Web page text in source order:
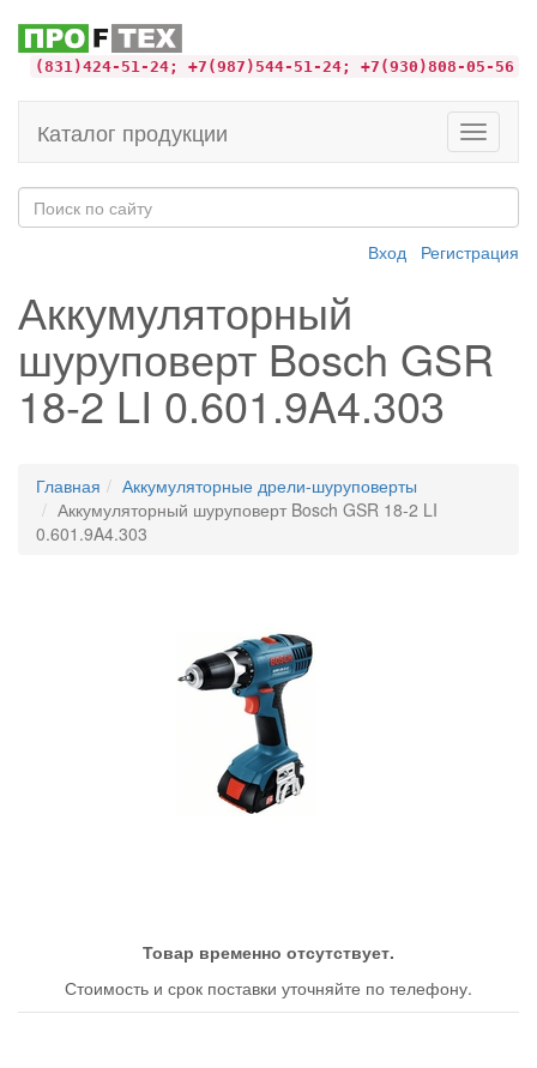
(831)424-51-24; +7(987)544-51-24; +7(930)808-05-56
Toggle
Каталог продукции
Вход Регистрация
Аккумуляторный
шуруповерт Bosch GSR
18-2 LI 0.601.9A4.303
Главная
Аккумуляторные дрели-шуруповерты
Аккумуляторный шуруповерт Bosch GSR 18-2 LI
0.601.9A4.303
Товар временно отсутствует.
Стоимость и срок поставки уточняйте по телефону.